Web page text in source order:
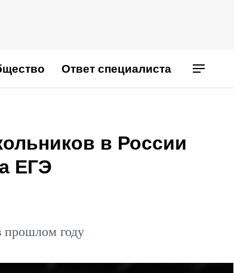
Ответ специалиста
в России
ЕГЭ
прошлом году